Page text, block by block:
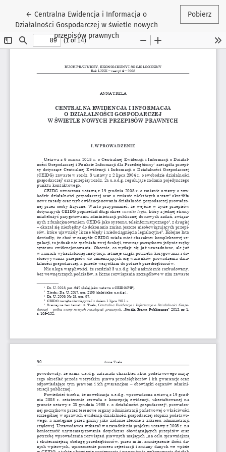
←Wróć do szczegółów artykułu
Centralna Ewidencja i Informacja o
Działalności Gospodarczej w świetle nowych
przepisów prawnych
Pobierz